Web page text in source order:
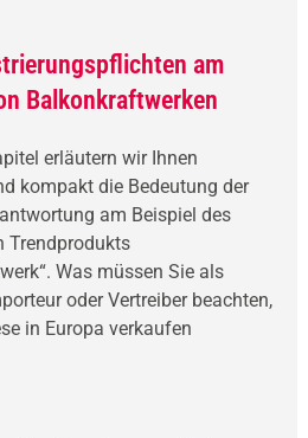
am
Balkonkraftwerken
erläutern wir Ihnen
kompakt die Bedeutung der
am Beispiel des
Trendprodukts
Was müssen Sie als
oder Vertreiber beachten,
in Europa verkaufen